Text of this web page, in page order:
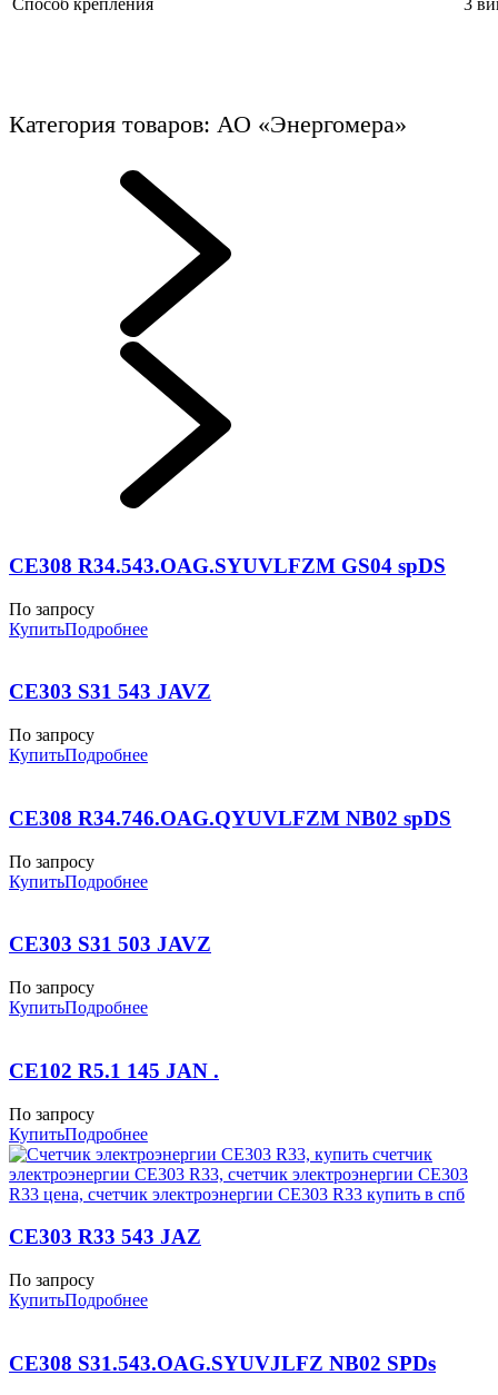
Категория товаров: АО «Энергомера»
CE308 R34.543.OAG.SYUVLFZM GS04 spDS
По запросу
КупитьПодробнее
CE303 S31 543 JAVZ
По запросу
КупитьПодробнее
CE308 R34.746.OAG.QYUVLFZM NB02 spDS
По запросу
КупитьПодробнее
CE303 S31 503 JAVZ
По запросу
КупитьПодробнее
CE102 R5.1 145 JAN .
По запросу
КупитьПодробнее
CE303 R33 543 JAZ
По запросу
КупитьПодробнее
CE308 S31.543.OAG.SYUVJLFZ NB02 SPDs